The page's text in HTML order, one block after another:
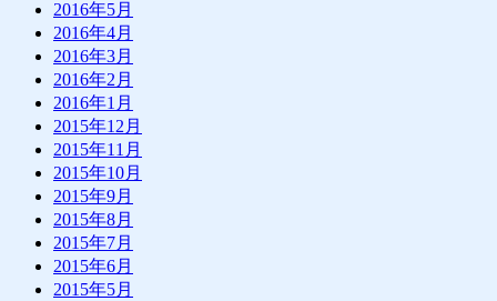
2016年5月
2016年4月
2016年3月
2016年2月
2016年1月
2015年12月
2015年11月
2015年10月
2015年9月
2015年8月
2015年7月
2015年6月
2015年5月